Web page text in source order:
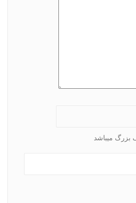
بزرگ میباشد